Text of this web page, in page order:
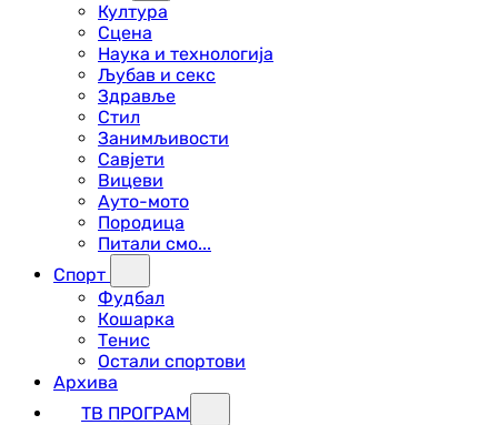
Култура
Сцена
Наука и технологија
Љубав и секс
Здравље
Стил
Занимљивости
Савјети
Вицеви
Ауто-мото
Породица
Питали смо...
Спорт
Фудбал
Кошарка
Тенис
Остали спортови
Архива
ТВ ПРОГРАМ